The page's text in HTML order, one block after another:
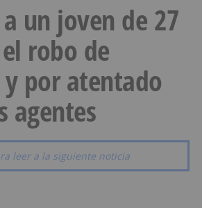
un joven de 27
robo de
por atentado
agentes
leer a la siguiente noticia